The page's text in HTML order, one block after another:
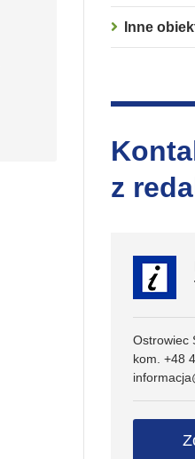
Inne
z
Ostrowiec
kom. +48